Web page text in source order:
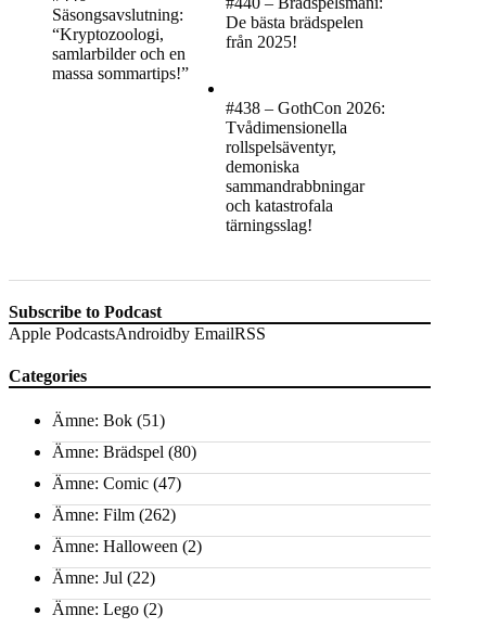
Säsongsavslutning:
“Kryptozoologi,
samlarbilder och en
massa sommartips!”
De bästa brädspelen
från 2025!
#438 – GothCon 2026:
Tvådimensionella
rollspelsäventyr,
demoniska
sammandrabbningar
och katastrofala
tärningsslag!
Subscribe to Podcast
Apple PodcastsAndroidby EmailRSS
Categories
Ämne: Bok (51)
Ämne: Brädspel (80)
Ämne: Comic (47)
Ämne: Film (262)
Ämne: Halloween (2)
Ämne: Jul (22)
Ämne: Lego (2)